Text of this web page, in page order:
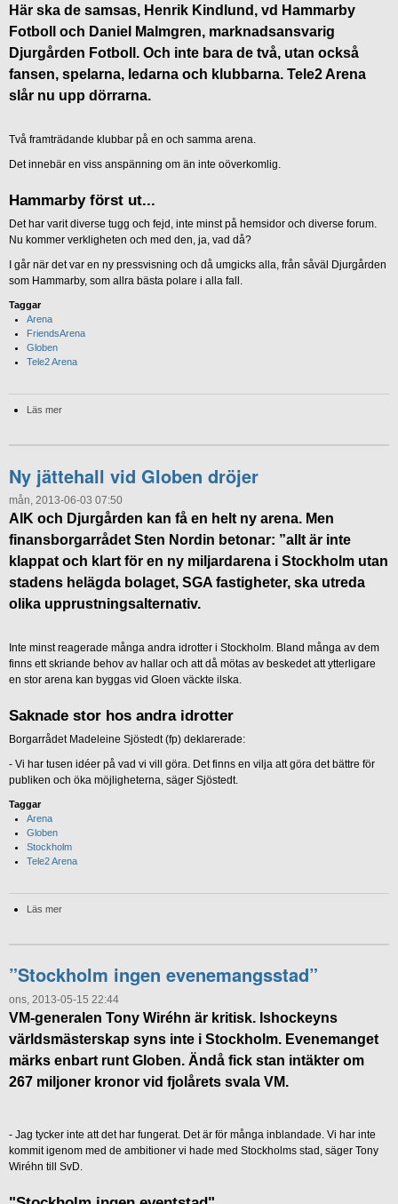
Här ska de samsas, Henrik Kindlund, vd Hammarby
Fotboll och Daniel Malmgren, marknadsansvarig
Djurgården Fotboll. Och inte bara de två, utan också
fansen, spelarna, ledarna och klubbarna. Tele2 Arena
slår nu upp dörrarna.
Två framträdande klubbar på en och samma arena.
Det innebär en viss anspänning om än inte oöverkomlig.
Hammarby först ut...
Det har varit diverse tugg och fejd, inte minst på hemsidor och diverse forum.
Nu kommer verkligheten och med den, ja, vad då?
I går när det var en ny pressvisning och då umgicks alla, från såväl Djurgården
som Hammarby, som allra bästa polare i alla fall.
Taggar
Arena
FriendsArena
Globen
Tele2 Arena
Läs mer
Ny jättehall vid Globen dröjer
mån, 2013-06-03 07:50
AIK och Djurgården kan få en helt ny arena. Men
finansborgarrådet Sten Nordin betonar: ”allt är inte
klappat och klart för en ny miljardarena i Stockholm utan
stadens helägda bolaget, SGA fastigheter, ska utreda
olika upprustningsalternativ.
Inte minst reagerade många andra idrotter i Stockholm. Bland många av dem
finns ett skriande behov av hallar och att då mötas av beskedet att ytterligare
en stor arena kan byggas vid Gloen väckte ilska.
Saknade stor hos andra idrotter
Borgarrådet Madeleine Sjöstedt (fp) deklarerade:
- Vi har tusen idéer på vad vi vill göra. Det finns en vilja att göra det bättre för
publiken och öka möjligheterna, säger Sjöstedt.
Taggar
Arena
Globen
Stockholm
Tele2 Arena
Läs mer
”Stockholm ingen evenemangsstad”
ons, 2013-05-15 22:44
VM-generalen Tony Wiréhn är kritisk. Ishockeyns
världsmästerskap syns inte i Stockholm. Evenemanget
märks enbart runt Globen. Ändå fick stan intäkter om
267 miljoner kronor vid fjolårets svala VM.
- Jag tycker inte att det har fungerat. Det är för många inblandade. Vi har inte
kommit igenom med de ambitioner vi hade med Stockholms stad, säger Tony
Wiréhn till SvD.